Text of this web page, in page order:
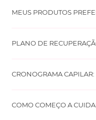
MEUS PRODUTOS
PLANO DE
CRONOGRAMA CAPILAR:
COMO COMEÇO A